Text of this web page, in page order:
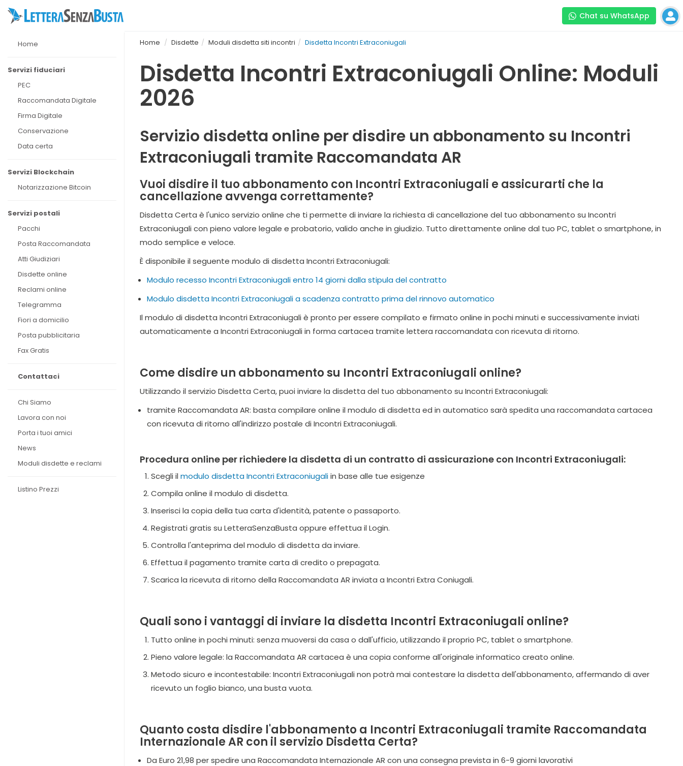
Chat su WhatsApp
Home
Servizi fiduciari
PEC
Raccomandata Digitale
Firma Digitale
Conservazione
Data certa
Servizi Blockchain
Notarizzazione Bitcoin
Servizi postali
Pacchi
Posta Raccomandata
Atti Giudiziari
Disdette online
Reclami online
Telegramma
Fiori a domicilio
Posta pubblicitaria
Fax Gratis
Contattaci
Chi Siamo
Lavora con noi
Porta i tuoi amici
News
Moduli disdette e reclami
Listino Prezzi
Home Disdette Moduli disdetta siti incontri Disdetta Incontri Extraconiugali
Disdetta Incontri Extraconiugali Online: Moduli
2026
Servizio disdetta online per disdire un abbonamento su Incontri
Extraconiugali tramite Raccomandata AR
Vuoi disdire il tuo abbonamento con Incontri Extraconiugali e assicurarti che la
cancellazione avvenga correttamente?
Disdetta Certa è l'unico servizio online che ti permette di inviare la richiesta di cancellazione del tuo abbonamento su Incontri
Extraconiugali con pieno valore legale e probatorio, valido anche in giudizio. Tutto direttamente online dal tuo PC, tablet o smartphone, in
modo semplice e veloce.
È disponibile il seguente modulo di disdetta Incontri Extraconiugali:
Modulo recesso Incontri Extraconiugali entro 14 giorni dalla stipula del contratto
Modulo disdetta Incontri Extraconiugali a scadenza contratto prima del rinnovo automatico
Il modulo di disdetta Incontri Extraconiugali è pronto per essere compilato e firmato online in pochi minuti e successivamente inviati
automaticamente a Incontri Extraconiugali in forma cartacea tramite lettera raccomandata con ricevuta di ritorno.
Come disdire un abbonamento su Incontri Extraconiugali online?
Utilizzando il servizio Disdetta Certa, puoi inviare la disdetta del tuo abbonamento su Incontri Extraconiugali:
tramite Raccomandata AR: basta compilare online il modulo di disdetta ed in automatico sarà spedita una raccomandata cartacea
con ricevuta di ritorno all'indirizzo postale di Incontri Extraconiugali.
Procedura online per richiedere la disdetta di un contratto di assicurazione con Incontri Extraconiugali:
Scegli il modulo disdetta Incontri Extraconiugaliin base alle tue esigenze
Compila online il modulo di disdetta.
Inserisci la copia della tua carta d'identità, patente o passaporto.
Registrati gratis su LetteraSenzaBusta oppure effettua il Login.
Controlla l'anteprima del modulo di disdetta da inviare.
Effettua il pagamento tramite carta di credito o prepagata.
Scarica la ricevuta di ritorno della Raccomandata AR inviata a Incontri Extra Coniugali.
Quali sono i vantaggi di inviare la disdetta Incontri Extraconiugali online?
Tutto online in pochi minuti: senza muoversi da casa o dall'ufficio, utilizzando il proprio PC, tablet o smartphone.
Pieno valore legale: la Raccomandata AR cartacea è una copia conforme all'originale informatico creato online.
Metodo sicuro e incontestabile: Incontri Extraconiugali non potrà mai contestare la disdetta dell'abbonamento, affermando di aver
ricevuto un foglio bianco, una busta vuota.
Quanto costa disdire l'abbonamento a Incontri Extraconiugali tramite Raccomandata
Internazionale AR con il servizio Disdetta Certa?
Da Euro 21,98 per spedire una Raccomandata Internazionale AR con una consegna prevista in 6-9 giorni lavorativi